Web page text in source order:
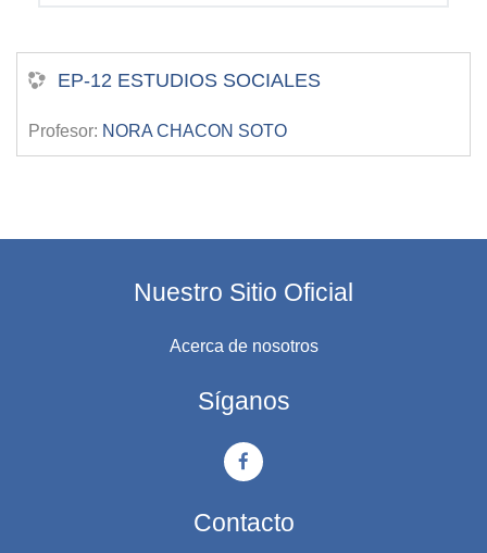
EP-12 ESTUDIOS SOCIALES
Profesor: NORA CHACON SOTO
Nuestro Sitio Oficial
Acerca de nosotros
Síganos
Contacto